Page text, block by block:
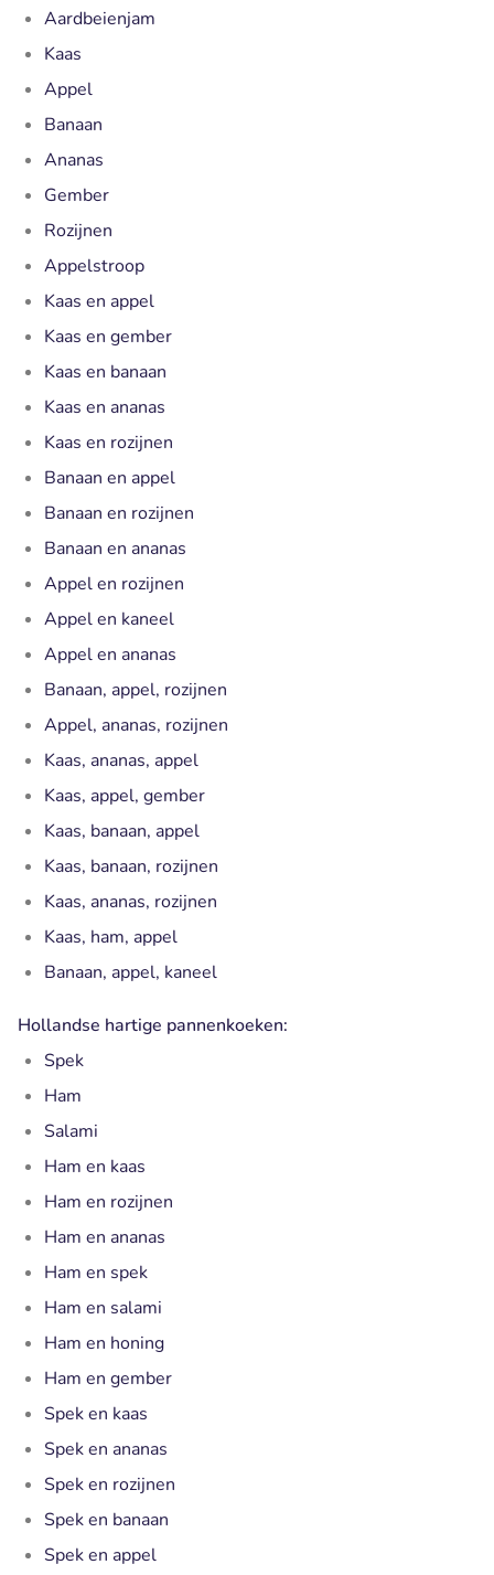
Aardbeienjam
Kaas
Appel
Banaan
Ananas
Gember
Rozijnen
Appelstroop
Kaas en appel
Kaas en gember
Kaas en banaan
Kaas en ananas
Kaas en rozijnen
Banaan en appel
Banaan en rozijnen
Banaan en ananas
Appel en rozijnen
Appel en kaneel
Appel en ananas
Banaan, appel, rozijnen
Appel, ananas, rozijnen
Kaas, ananas, appel
Kaas, appel, gember
Kaas, banaan, appel
Kaas, banaan, rozijnen
Kaas, ananas, rozijnen
Kaas, ham, appel
Banaan, appel, kaneel
Hollandse hartige pannenkoeken:
Spek
Ham
Salami
Ham en kaas
Ham en rozijnen
Ham en ananas
Ham en spek
Ham en salami
Ham en honing
Ham en gember
Spek en kaas
Spek en ananas
Spek en rozijnen
Spek en banaan
Spek en appel